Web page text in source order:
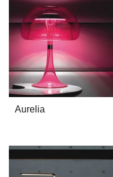
Aurelia